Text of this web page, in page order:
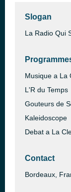
Slogan
La Radio Qui
Musique a La
L'R du Temps
Gouteurs de
Kaleidoscope
Debat a La
Contact
Bordeaux,